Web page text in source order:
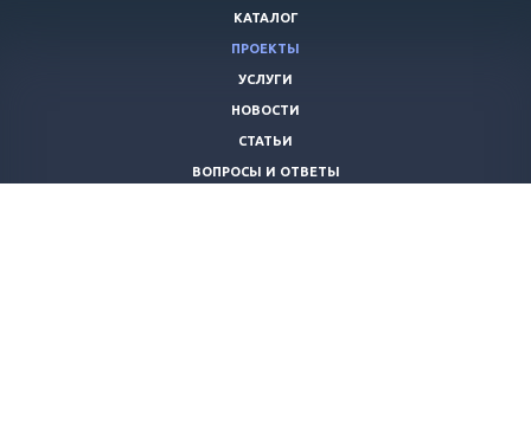
КАТАЛОГ
ПРОЕКТЫ
УСЛУГИ
НОВОСТИ
СТАТЬИ
ВОПРОСЫ И ОТВЕТЫ